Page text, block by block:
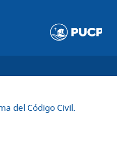
del Código Civil.